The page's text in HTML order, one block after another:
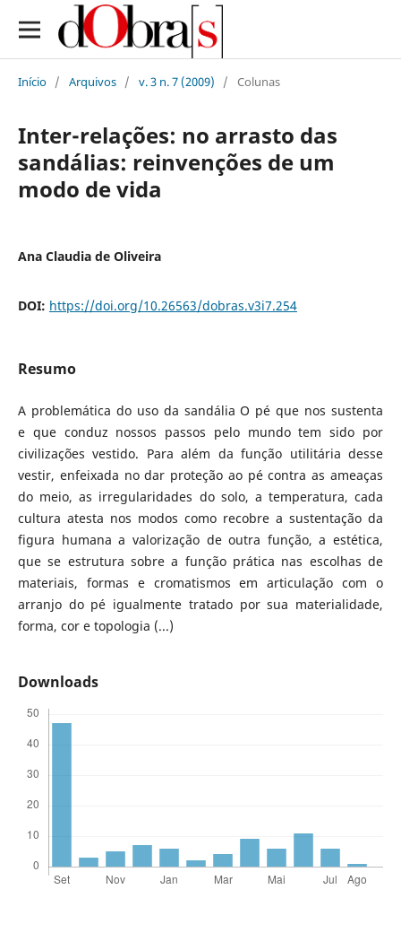
Início / Arquivos / v. 3 n. 7 (2009) / Colunas
Inter-relações: no arrasto das
sandálias: reinvenções de um
modo de vida
Ana Claudia de Oliveira
DOI: https://doi.org/10.26563/dobras.v3i7.254
Resumo
A problemática do uso da sandália O pé que nos sustenta
e que conduz nossos passos pelo mundo tem sido por
civilizações vestido. Para além da função utilitária desse
vestir, enfeixada no dar proteção ao pé contra as ameaças
do meio, as irregularidades do solo, a temperatura, cada
cultura atesta nos modos como recobre a sustentação da
figura humana a valorização de outra função, a estética,
que se estrutura sobre a função prática nas escolhas de
materiais, formas e cromatismos em articulação com o
arranjo do pé igualmente tratado por sua materialidade,
forma, cor e topologia (...)
Downloads